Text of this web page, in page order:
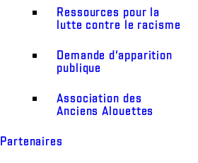
Ressources pour la
lutte contre le racisme
Demande d’apparition
publique
Association des
Anciens Alouettes
Partenaires